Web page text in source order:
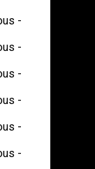
-
-
-
-
-
-